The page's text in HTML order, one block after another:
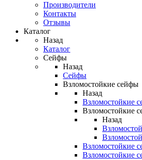
Производители
Контакты
Отзывы
Каталог
Назад
Каталог
Сейфы
Назад
Сейфы
Взломостойкие сейфы
Назад
Взломостойкие
Взломостойкие
Назад
Взломостойкие
Взломостойкие